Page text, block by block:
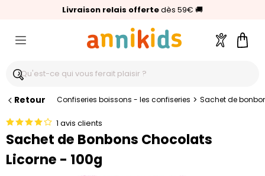
Livraison relais offertedès 59€ 🚚
🥇Palmarès Capital 2025 :Annikids N°1
⭐⭐⭐⭐⭐4,6/5(24 000 avis clients)
Compte
Retour Confiseries boissons - les confiseries > Sachet de
1 avis clients
Sachet de Bonbons Chocolats
Licorne - 100g